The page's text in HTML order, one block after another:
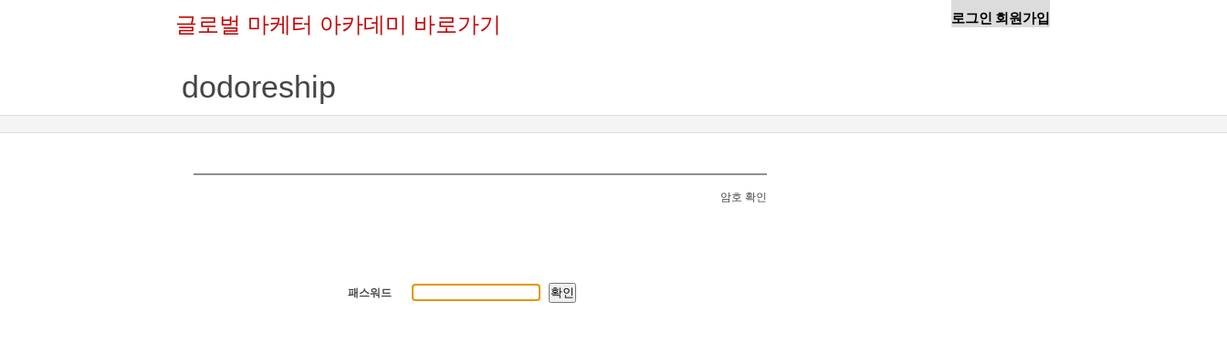
글로벌 마케터 아카데미 바로가기 로그인 회원가입
dodoreship
암호 확인
패스워드